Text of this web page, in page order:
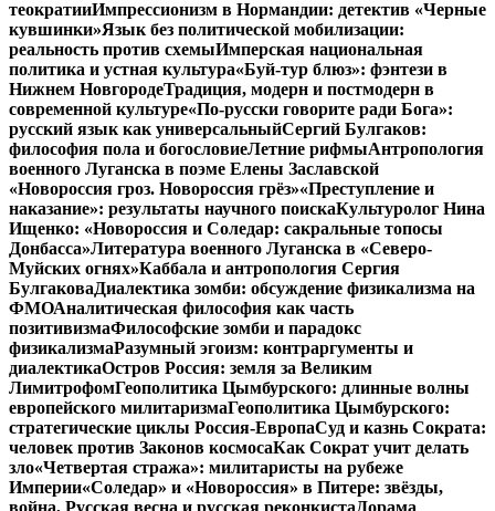
теократииИмпрессионизм в Нормандии: детектив «Черные
кувшинки»Язык без политической мобилизации:
реальность против схемыИмперская национальная
политика и устная культура«Буй-тур блюз»: фэнтези в
Нижнем НовгородеТрадиция, модерн и постмодерн в
современной культуре«По-русски говорите ради Бога»:
русский язык как универсальныйСергий Булгаков:
философия пола и богословиеЛетние рифмыАнтропология
военного Луганска в поэме Елены Заславской
«Новороссия гроз. Новороссия грёз»«Преступление и
наказание»: результаты научного поискаКультуролог Нина
Ищенко: «Новороссия и Соледар: сакральные топосы
Донбасса»Литература военного Луганска в «Северо-
Муйских огнях»Каббала и антропология Сергия
БулгаковаДиалектика зомби: обсуждение физикализма на
ФМОАналитическая философия как часть
позитивизмаФилософские зомби и парадокс
физикализмаРазумный эгоизм: контраргументы и
диалектикаОстров Россия: земля за Великим
ЛимитрофомГеополитика Цымбурского: длинные волны
европейского милитаризмаГеополитика Цымбурского:
стратегические циклы Россия-ЕвропаСуд и казнь Сократа:
человек против Законов космосаКак Сократ учит делать
зло«Четвертая стража»: милитаристы на рубеже
Империи«Соледар» и «Новороссия» в Питере: звёзды,